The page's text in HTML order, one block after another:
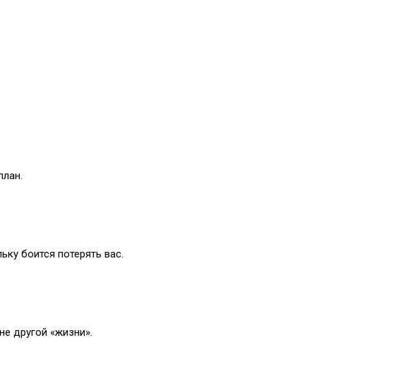
боится потерять вас.
другой «жизни».